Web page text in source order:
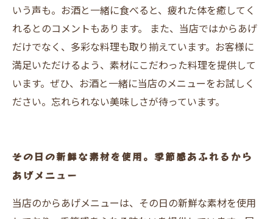
いう声も。お酒と一緒に食べると、疲れた体を癒してく
れるとのコメントもあります。 また、当店ではからあげ
だけでなく、多彩な料理も取り揃えています。お客様に
満足いただけるよう、素材にこだわった料理を提供して
います。ぜひ、お酒と一緒に当店のメニューをお試しく
ださい。忘れられない美味しさが待っています。
その日の新鮮な素材を使用。季節感あふれるから
あげメニュー
当店のからあげメニューは、その日の新鮮な素材を使用